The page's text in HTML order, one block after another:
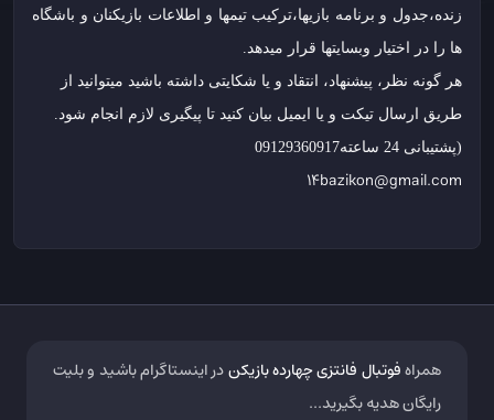
زنده،جدول و برنامه بازیها،ترکیب تیمها و اطلاعات بازیکنان و باشگاه
ها را در اختیار وبسایتها قرار میدهد.
هر گونه نظر، پیشنهاد، انتقاد و یا شکایتی داشته باشید میتوانید از
طریق ارسال تیکت و یا ایمیل بیان کنید تا پیگیری لازم انجام شود.
(پشتیبانی 24 ساعته
09129360917
14bazikon@gmail.com
همراهفوتبال فانتزی چهارده بازیکندر اینستاگرام باشید و بلیت
رایگان هدیه بگیرید...